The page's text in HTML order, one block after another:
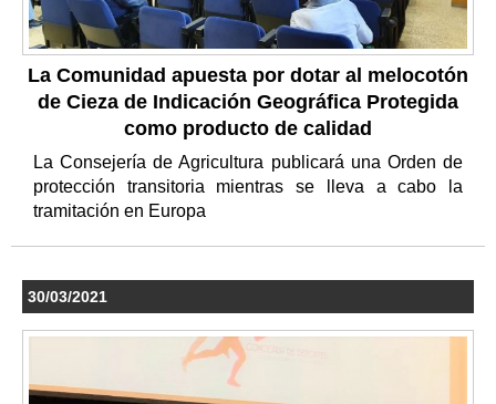
La Comunidad apuesta por dotar al melocotón
de Cieza de Indicación Geográfica Protegida
como producto de calidad
La Consejería de Agricultura publicará una Orden de
protección transitoria mientras se lleva a cabo la
tramitación en Europa
30/03/2021